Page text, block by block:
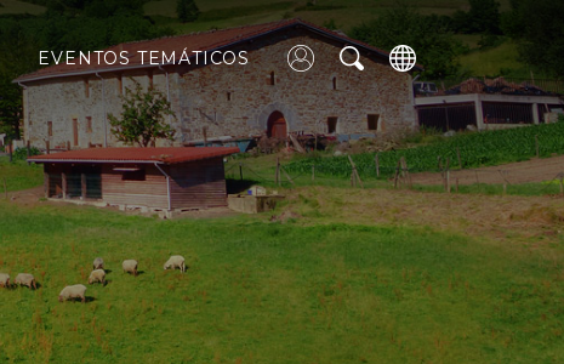
EVENTOS TEMÁTICOS